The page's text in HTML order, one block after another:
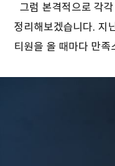
그럼 본격적으로 각
정리해보겠습니다. 지
티원을 올 때마다 만